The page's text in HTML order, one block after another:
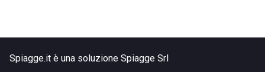
Spiagge.it è una soluzione Spiagge Srl